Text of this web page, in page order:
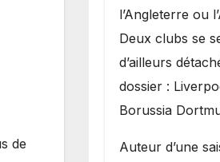
de
l’Angleterre ou
Deux clubs se
d’ailleurs
dossier :
Borussia
Auteur d’une